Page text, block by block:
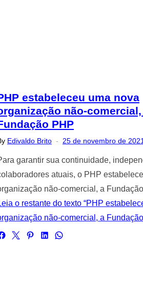
estabeleceu uma nova
não-
PHP
Edivaldo Brito
Posted
25 de novembro de 2021
garantir sua continuidade,
atuais, o PHP
não-comercial, a
o restante do texto “PHP
não-comercial, a